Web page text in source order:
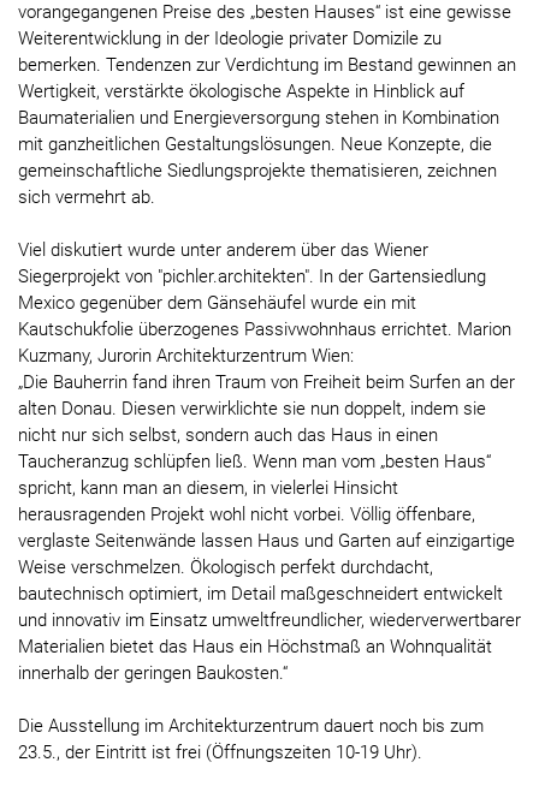
vorangegangenen Preise des „besten Hauses“ ist eine gewisse
Weiterentwicklung in der Ideologie privater Domizile zu
bemerken. Tendenzen zur Verdichtung im Bestand gewinnen an
Wertigkeit, verstärkte ökologische Aspekte in Hinblick auf
Baumaterialien und Energieversorgung stehen in Kombination
mit ganzheitlichen Gestaltungslösungen. Neue Konzepte, die
gemeinschaftliche Siedlungsprojekte thematisieren, zeichnen
sich vermehrt ab.
Viel diskutiert wurde unter anderem über das Wiener
Siegerprojekt von "pichler.architekten". In der Gartensiedlung
Mexico gegenüber dem Gänsehäufel wurde ein mit
Kautschukfolie überzogenes Passivwohnhaus errichtet. Marion
Kuzmany, Jurorin Architekturzentrum Wien:
„Die Bauherrin fand ihren Traum von Freiheit beim Surfen an der
alten Donau. Diesen verwirklichte sie nun doppelt, indem sie
nicht nur sich selbst, sondern auch das Haus in einen
Taucheranzug schlüpfen ließ. Wenn man vom „besten Haus“
spricht, kann man an diesem, in vielerlei Hinsicht
herausragenden Projekt wohl nicht vorbei. Völlig öffenbare,
verglaste Seitenwände lassen Haus und Garten auf einzigartige
Weise verschmelzen. Ökologisch perfekt durchdacht,
bautechnisch optimiert, im Detail maßgeschneidert entwickelt
und innovativ im Einsatz umweltfreundlicher, wiederverwertbarer
Materialien bietet das Haus ein Höchstmaß an Wohnqualität
innerhalb der geringen Baukosten.“
Die Ausstellung im Architekturzentrum dauert noch bis zum
23.5., der Eintritt ist frei (Öffnungszeiten 10-19 Uhr).